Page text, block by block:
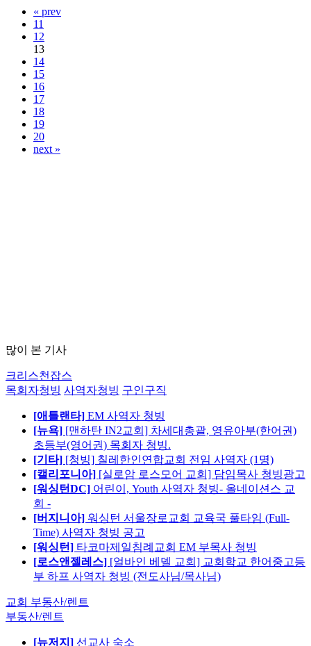
« prev
11
12
13
14
15
16
17
18
19
20
next »
많이 본 기사
크리스천잡스
목회자청빙 사역자청빙 구인구직
[애틀랜타] EM 사역자 청빙
[뉴욕] [맨하탄 IN2교회] 차세대총괄, 영유아부(한어권)
초등부(영어권) 목회자 청빙.
[기타] [청빙] 칠레한인연합교회 전임 사역자 (1명)
[캘리포니아] [실로암 로스모어 교회] 담임목사 청빙광고
[워싱턴DC] 어린이, Youth 사역자 청빙- 올네이션스 교
회 -
[버지니아] 워싱턴 서울장로교회 교육국 풀타임 (Full-
Time) 사역자 청빙 공고
[워싱턴] 타코마제일침례교회 EM 부목사 청빙
[로스앤젤레스] [얼바인 베델 교회] 교회학교 한어중고등
부 하프 사역자 청빙 (전도사님/목사님)
교회 부동산/렌트
부동산/렌트
[뉴저지] 선교사 숙소